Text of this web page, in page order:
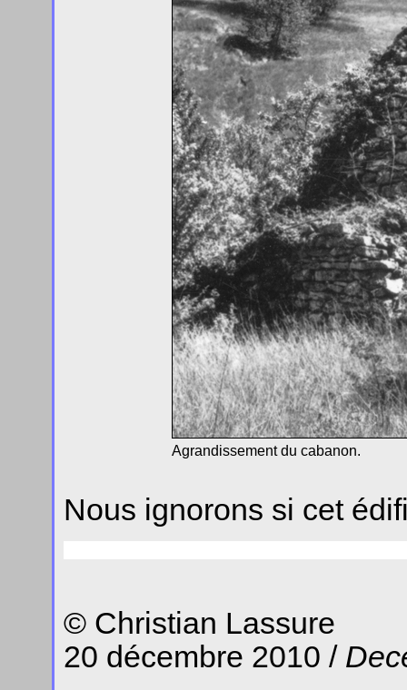
Agrandissement du cabanon.
Nous ignorons si cet
© Christian Lassure
20 décembre 2010 /